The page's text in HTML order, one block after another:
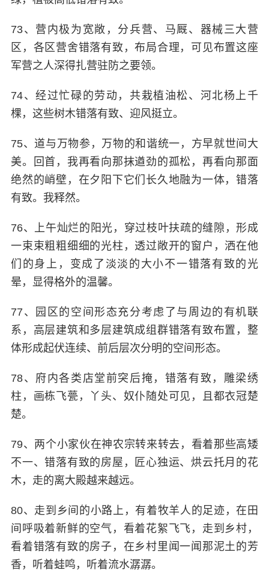
73、营内极为宽敞，分兵营、马厩、器械三大营
区，各区营舍错落有致，布局合理，可见布置这座
军营之人深得扎营驻防之要领。
74、经过忙碌的劳动，共栽植油松、河北杨上千
棵，这些树木错落有致、迎风挺立。
75、道与万物参，万物的和谐统一，方早就世间大
美。回首，我再看向那抹遒劲的孤松，再看向那面
绝然的峭壁，在夕阳下它们长久地融为一体，错落
有致。我释然。
76、上午灿烂的阳光，穿过枝叶扶疏的缝隙，形成
一束束粗粗细细的光柱，透过敞开的窗户，洒在他
们的身上，变成了淡淡的大小不一错落有致的光
晕，显得格外的温馨。
77、园区的空间形态充分考虑了与周边的有机联
系，高层建筑和多层建筑成组群错落有致布置，整
体形成起伏连续、前后层次分明的空间形态。
78、府内各类店堂前突后掩，错落有致，雕梁绣
柱，画栋飞甍，丫头、奴仆随处可见，且都衣冠楚
楚。
79、两个小家伙在神农宗转来转去，看着那些高矮
不一、错落有致的房屋，匠心独运、烘云托月的花
木，走的离大殿越来越远。
80、走到乡间的小路上，有着牧羊人的足迹，在田
间呼吸着新鲜的空气，看着花絮飞飞，走到乡村，
看着错落有致的房子，在乡村里闻一闻那泥土的芳
香，听着蛙鸣，听着流水潺潺。